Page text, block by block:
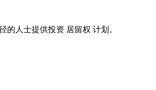
的人士提供投资 居留权 计划。